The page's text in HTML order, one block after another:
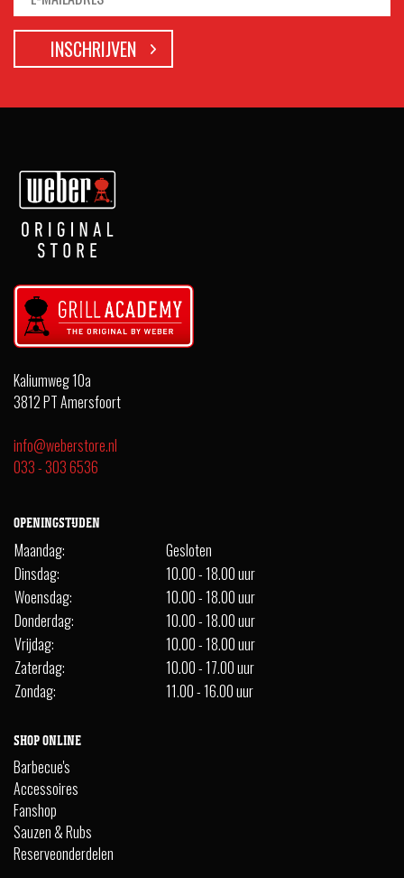
Kaliumweg 10a
3812 PT Amersfoort
info@weberstore.nl
033 - 303 6536
OPENINGSTIJDEN
Maandag:
Gesloten
Dinsdag:
10.00 - 18.00 uur
Woensdag:
10.00 - 18.00 uur
Donderdag:
10.00 - 18.00 uur
Vrijdag:
10.00 - 18.00 uur
Zaterdag:
10.00 - 17.00 uur
Zondag:
11.00 - 16.00 uur
SHOP ONLINE
Barbecue's
Accessoires
Fanshop
Sauzen & Rubs
Reserveonderdelen